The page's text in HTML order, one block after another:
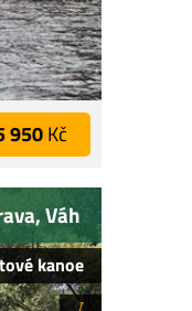
950Kč
Váh
kanoe